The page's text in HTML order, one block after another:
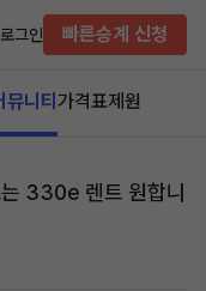
로그인 빠른승계 신청
뮤니티 가격표제원
330e 렌트 원합니